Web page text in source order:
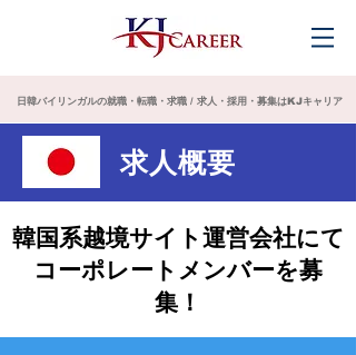
日韓バイリンガルの就職・転職・求職 / 求人・採用・募集はKJキャリア
求人概要
​韓国系越境サイト運営会社にて
コーポレートメンバーを募
集！